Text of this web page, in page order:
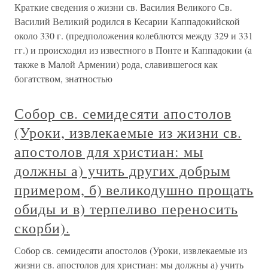
Краткие сведения о жизни св. Василия Великого Св.
Василий Великий родился в Кесарии Каппадокийской
около 330 г. (предположения колеблются между 329 и 331
гг.) и происходил из известного в Понте и Каппадокии (а
также в Малой Армении) рода, славившегося как
богатством, знатностью
Собор св. семидесяти апостолов
(Уроки, извлекаемые из жизни св.
апостолов для христиан: мы
должны а) учить других добрым
примером, б) великодушно прощать
обиды и в) терпеливо переносить
скорби).
Собор св. семидесяти апостолов (Уроки, извлекаемые из
жизни св. апостолов для христиан: мы должны а) учить